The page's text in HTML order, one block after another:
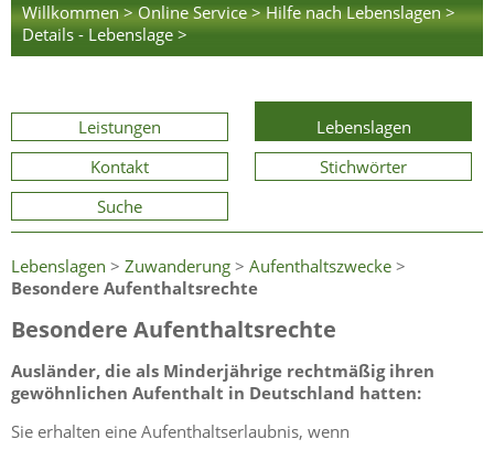
Willkommen > Online Service > Hilfe nach Lebenslagen >
Details - Lebenslage >
Leistungen
Lebenslagen
Kontakt
Stichwörter
Suche
Lebenslagen > Zuwanderung > Aufenthaltszwecke >
Besondere Aufenthaltsrechte
Besondere Aufenthaltsrechte
Ausländer, die als Minderjährige rechtmäßig ihren
gewöhnlichen Aufenthalt in Deutschland hatten:
Sie erhalten eine Aufenthaltserlaubnis, wenn